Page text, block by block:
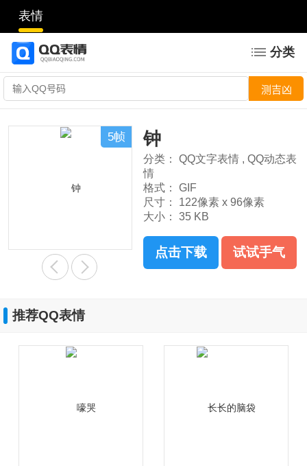
表情
分类
5帧 钟
分类： QQ文字表情 , QQ动态表
情
格式：
GIF
尺寸：
122像素 x 96像素
大小：
35 KB
点击下载 试试手气
推荐QQ表情